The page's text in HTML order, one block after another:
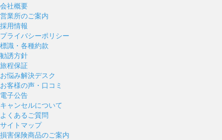
会社概要
営業所のご案内
採用情報
プライバシーポリシー
標識・各種約款
勧誘方針
旅程保証
お悩み解決デスク
お客様の声・口コミ
電子公告
キャンセルについて
よくあるご質問
サイトマップ
損害保険商品のご案内